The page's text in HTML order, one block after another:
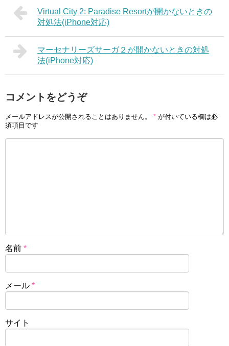
Virtual City 2: Paradise Resortが開かないときの
対処法(iPhone対応)
マーセナリーズサーガ２が開かないときの対処
法(iPhone対応)
コメントをどうぞ
メールアドレスが公開されることはありません。 * が付いている欄は必
須項目です
名前 *
メール *
サイト